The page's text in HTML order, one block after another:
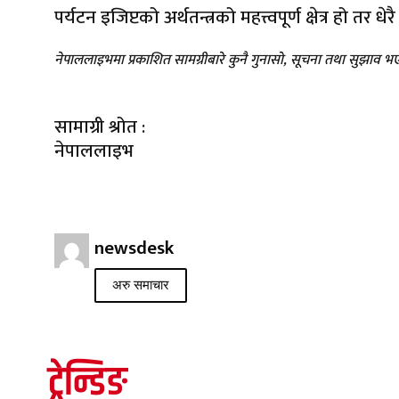
पर्यटन इजिप्टको अर्थतन्त्रको महत्त्वपूर्ण क्षेत्र हो
नेपाललाइभमा प्रकाशित सामग्रीबारे कुनै गुनासो, सूचना तथा सुझाव
सामाग्री श्रोत :
नेपाललाइभ
newsdesk
अरु समाचार
ट्रेन्डिङ